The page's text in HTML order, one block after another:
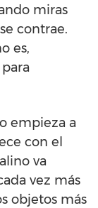
miras
contrae.
es,
empieza a
con el
va
vez más
objetos más